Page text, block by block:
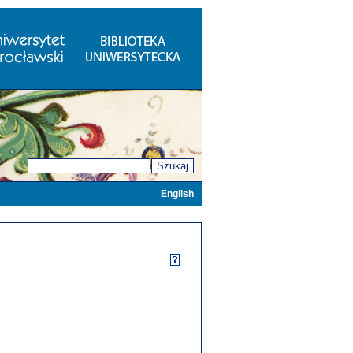
Szukaj
English